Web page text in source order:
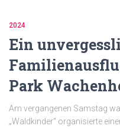
2024
Ein
Park
Am vergangenen Samstag
„Waldkinder“ organisierte